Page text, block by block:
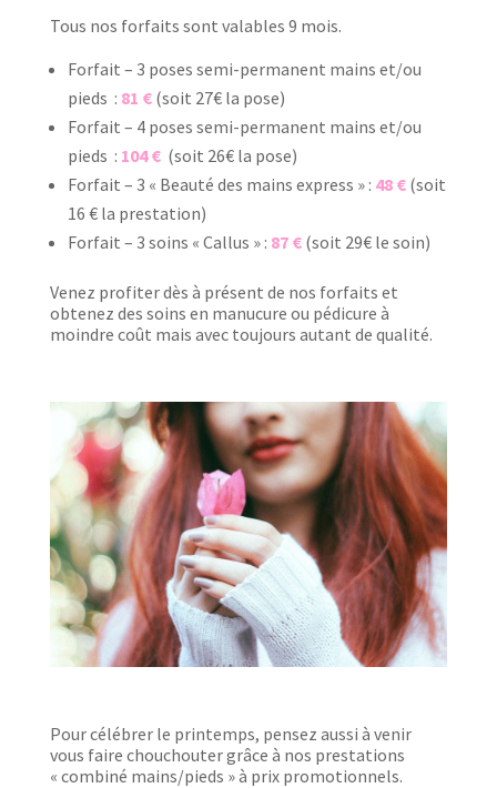
Tous nos forfaits sont valables 9 mois.
Forfait – 3 poses semi-permanent mains et/ou
pieds : 81 €(soit 27€ la pose)
Forfait – 4 poses semi-permanent mains et/ou
pieds : 104 €(soit 26€ la pose)
Forfait – 3 « Beauté des mains express » : 48 €(soit
16 € la prestation)
Forfait – 3 soins « Callus » : 87 €(soit 29€ le soin)
Venez profiter dès à présent de nos forfaits et
obtenez des soins en manucure ou pédicure à
moindre coût mais avec toujours autant de qualité.
Pour célébrer le printemps, pensez aussi à venir
vous faire chouchouter grâce à nos prestations
« combiné mains/pieds » à prix promotionnels.